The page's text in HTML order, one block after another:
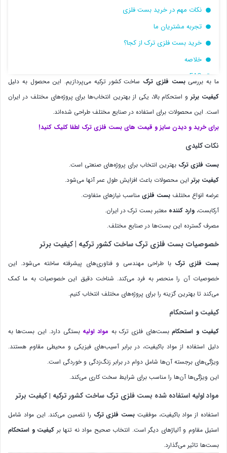
نکات مهم در خرید بست فلزی
تجربه مشتریان ما
خرید بست فلزی ترک از کجا؟
خلاصه
FAQ
سوالات متداول خرید
خرید بست فلزی در کرج
خرید بست فلزی در تهران
تفاوت بست استیل شیاردار و بست استیل فنردار
ما به بررسیبست فلزی ترک ساخت کشور ترکیه می‌پردازیم. این محصول به دلیل
کیفیت برترو استحکام بالا، یکی از بهترین انتخاب‌ها برای پروژه‌های مختلف در ایران
است. این محصولات برای استفاده در صنایع مختلف طراحی شده‌اند.
برای خرید و دیدن سایز و قیمت های بست فلزی ترک لطفا کلیک کنید!
نکات کلیدی
بست فلزی ترک بهترین انتخاب برای پروژه‌های صنعتی است.
کیفیت برتر این محصولات باعث افزایش طول عمر آنها می‌شود.
عرضه انواع مختلف بست فلزی مناسب نیازهای متفاوت.
آرکابست، وارد کننده معتبر بست ترک در ایران.
مصرف گسترده این بست‌ها در صنایع مختلف.
خصوصیات بست فلزی ترک ساخت کشور ترکیه | کیفیت برتر
بست فلزی ترک با طراحی مهندسی و فناوری‌های پیشرفته ساخته می‌شود. این
خصوصیات آن را منحصر به فرد می‌کند. شناخت دقیق این خصوصیات به ما کمک
می‌کند تا بهترین گزینه را برای پروژه‌های مختلف انتخاب کنیم.
کیفیت و استحکام
کیفیت و استحکامبست‌های فلزی ترک به مواد اولیه بستگی دارد. این بست‌ها به
دلیل استفاده از مواد باکیفیت، در برابر آسیب‌های فیزیکی و محیطی مقاوم هستند.
ویژگی‌های برجسته آن‌ها شامل دوام در برابر زنگ‌زدگی و خوردگی است.
این ویژگی‌ها آن‌ها را مناسب برای شرایط سخت کاری می‌کند.
مواد اولیه استفاده شده بست فلزی ترک ساخت کشور ترکیه | کیفیت برتر
استفاده از مواد باکیفیت، موفقیت بست فلزی ترک را تضمین می‌کند. این مواد شامل
استیل مقاوم و آلیاژهای دیگر است. انتخاب صحیح مواد نه تنها بر کیفیت و استحکام
بست‌ها تاثیر می‌گذارد.